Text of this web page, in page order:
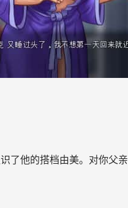
了他的搭档由美。对你父